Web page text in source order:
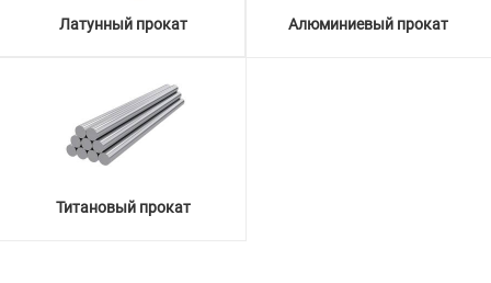
Латунный прокат Алюминиевый прокат
Титановый прокат